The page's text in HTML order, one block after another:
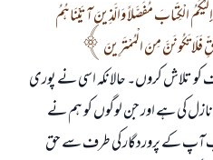
الْكِتَابَ مُفَصَّلاً وَالَّذِينَ آتَيْنَاهُمُ
تَكُونَنَّ مِنَ الْمُمْتَرِينَ
کو تلاش کروں۔ حالانکہ اسی نے پوری
کی ہے اور جن لوگوں کو ہم نے
آپ کے پروردگار کی طرف سے حق